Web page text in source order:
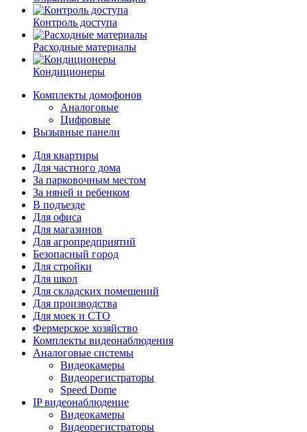
Контроль доступа
Расходные материалы
Кондиционеры
Комплекты домофонов
Аналоговые
Цифровые
Вызывные панели
Для квартиры
Для частного дома
За парковочным местом
За няней и ребенком
В подъезде
Для офиса
Для магазинов
Для агропредприятий
Безопасный город
Для стройки
Для школ
Для складских помещений
Для производства
Для моек и СТО
Фермерское хозяйство
Комплекты видеонаблюдения
Аналоговые системы
Видеокамеры
Видеорегистраторы
Speed Dome
IP видеонаблюдение
Видеокамеры
Видеорегистраторы